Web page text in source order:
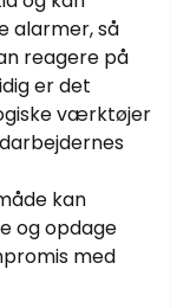
alarmer, så
reagere på
er det
værktøjer
kan
og opdage
med